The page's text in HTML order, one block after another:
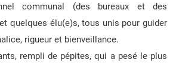
communal (des bureaux et des
quelques élu(e)s, tous unis pour guider
rigueur et bienveillance.
rempli de pépites, qui a pesé le plus